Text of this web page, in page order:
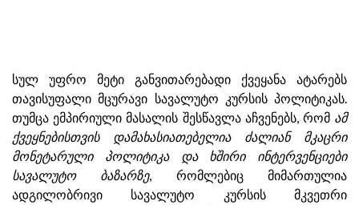
სულ უფრო მეტი განვითარებადი ქვეყანა ატარებს
თავისუფალი მცურავი სავალუტო კურსის პოლიტიკას.
თუმცა ემპირიული მასალის შესწავლა აჩვენებს, რომ ამ
ქვეყნებისთვის დამახასიათებელია ძალიან მკაცრი
მონეტარული პოლიტიკა და ხშირი ინტერვენციები
სავალუტო ბაზარზე, რომლებიც მიმართულია
ადგილობრივი სავალუტო კურსის მკვეთრი